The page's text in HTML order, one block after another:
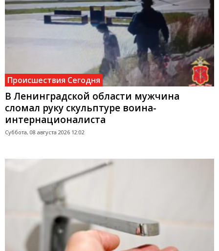
Происшествия Сегодня
В Ленинградской области мужчина
сломал руку скульптуре воина-
интернационалиста
Суббота, 08 августа 2026 12:02